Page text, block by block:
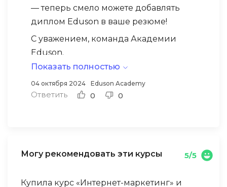
— теперь смело можете добавлять
диплом Eduson в ваше резюме!
С уважением, команда Академии
Eduson.
Показать полностью
04 октября 2024 Eduson Academy
Ответить 0 0
Могу рекомендовать эти курсы 5/5
Купила курс «Интернет-маркетинг» и